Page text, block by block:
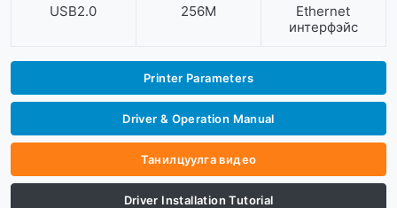
USB2.0 256M
Ethernet
интерфэйс
Printer Parameters
Driver & Operation Manual
Танилцуулга видео
Driver Installation Tutorial